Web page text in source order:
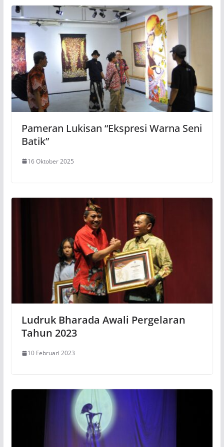
Pameran Lukisan “Ekspresi Warna Seni
Batik”
16 Oktober 2025
Ludruk Bharada Awali Pergelaran
Tahun 2023
10 Februari 2023